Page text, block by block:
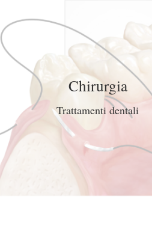
Chirurgia
Trattamenti dentali